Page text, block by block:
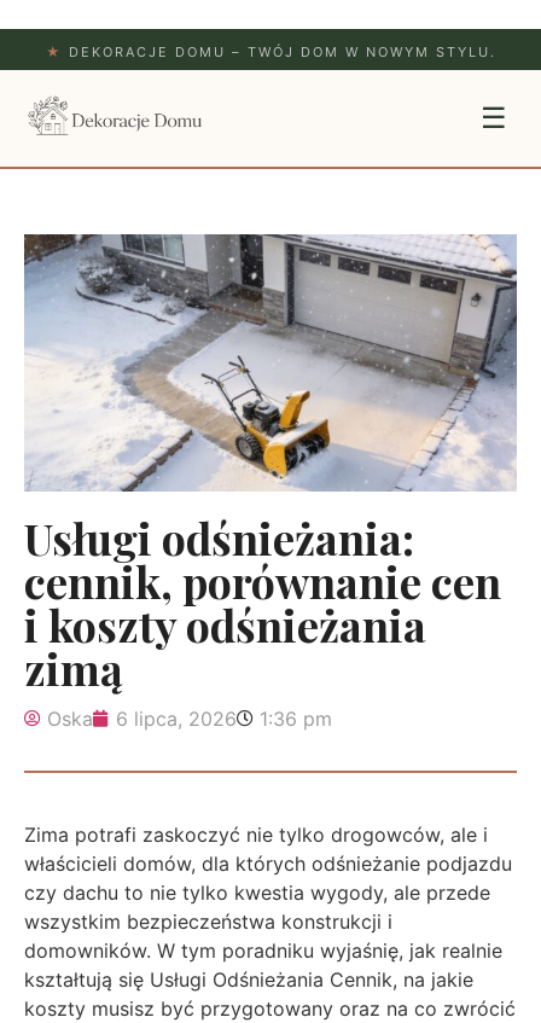
★ DEKORACJE DOMU – TWÓJ DOM W NOWYM STYLU.
☰
Usługi odśnieżania:
cennik, porównanie cen
i koszty odśnieżania
zimą
Oska 6 lipca, 2026 1:36 pm
Zima potrafi zaskoczyć nie tylko drogowców, ale i
właścicieli domów, dla których odśnieżanie podjazdu
czy dachu to nie tylko kwestia wygody, ale przede
wszystkim bezpieczeństwa konstrukcji i
domowników. W tym poradniku wyjaśnię, jak realnie
kształtują się Usługi Odśnieżania Cennik, na jakie
koszty musisz być przygotowany oraz na co zwrócić